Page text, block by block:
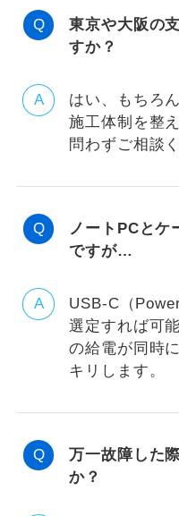
東京や大阪の
すか？
はい、もちろ
施工体制を整
問わずご相談
ノートPCとケ
ですが…
USB-C（
選定すれば可
の給電が同時
キリします。
万一故障した
か？